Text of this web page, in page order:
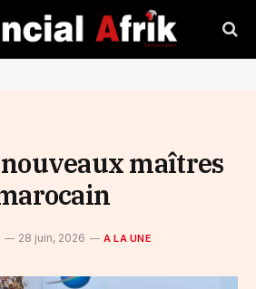
nouveaux maîtres
28 juin, 2026 A LA UNE